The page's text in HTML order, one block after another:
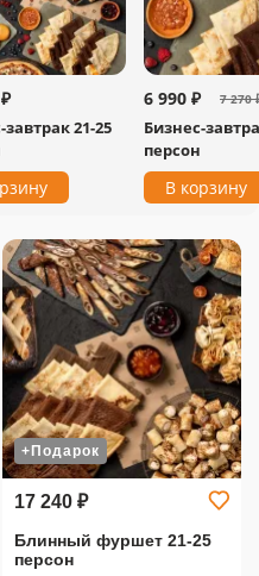
21-25
6 990 ₽ 7 270
Бизнес-
персон
В корзину
+Подарок
17 240 ₽
Блинный фуршет 21-25
персон